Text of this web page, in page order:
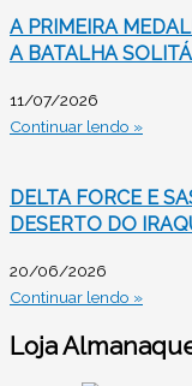
A PRIMEIRA
A BATALHA
11/07/2026
Continuar lendo »
DELTA FORCE E
DESERTO DO
20/06/2026
Continuar lendo »
Loja